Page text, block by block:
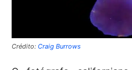
Crédito: Craig Burrows